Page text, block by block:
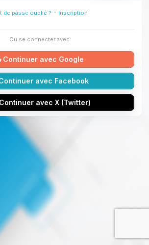
de passe oublié ? - Inscription
Ou se connecter avec
Continuer avec Google
avec Facebook
Continuer avec X (Twitter)